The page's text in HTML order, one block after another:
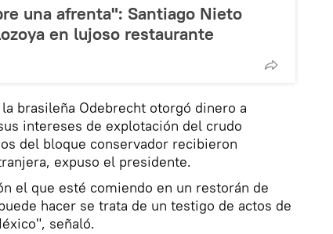
una afrenta": Santiago Nieto
en lujoso restaurante
brasileña Odebrecht otorgó dinero a
intereses de explotación del crudo
del bloque conservador recibieron
expuso el presidente.
el que esté comiendo en un restorán de
hacer se trata de un testigo de actos de
señaló.